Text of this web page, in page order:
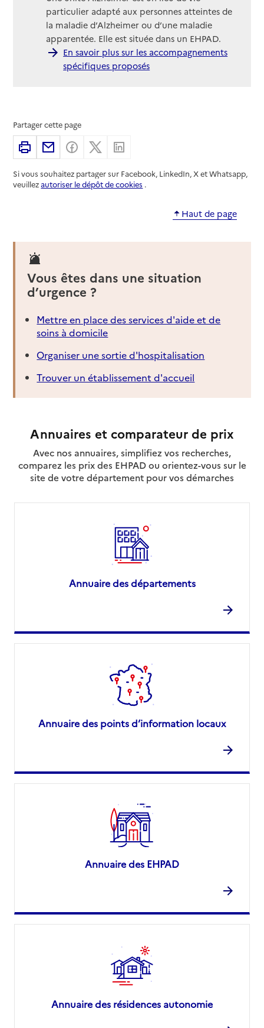
particulier adapté aux personnes atteintes de
la maladie d’Alzheimer ou d’une maladie
apparentée. Elle est située dans un EHPAD.
En savoir plus sur les accompagnements
spécifiques proposés
Partager cette page
ImprimerPartager par email
Partager sur Facebook
Partager sur X
Si vous souhaitez partager sur Facebook, LinkedIn, X et Whatsapp,
veuillezautoriser le dépôt de cookies .
Haut de page
Vous êtes dans une situation
d’urgence ?
Mettre en place des services d'aide et de
soins à domicile
Organiser une sortie d'hospitalisation
Trouver un établissement d'accueil
Annuaires et comparateur de prix
Avec nos annuaires, simplifiez vos recherches,
comparez les prix des EHPAD ou orientez-vous sur le
site de votre département pour vos démarches
Annuaire des départements
Annuaire des points d’information locaux
Annuaire des EHPAD
Annuaire des résidences autonomie